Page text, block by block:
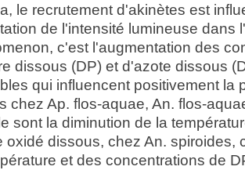
le recrutement d'akinètes est
de l'intensité lumineuse dans
c'est l'augmentation des
dissous (DP) et d'azote dissous
qui influencent positivement la
chez Ap. flos-aquae, An. flos-
sont la diminution de la
oxidé dissous, chez An. spiroides,
et des concentrations de